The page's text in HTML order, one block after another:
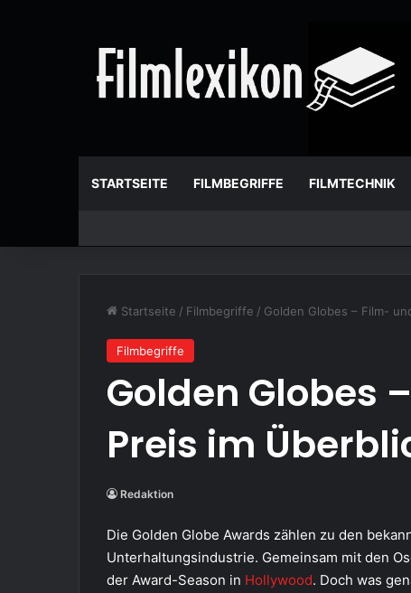
STARTSEITE FILMBEGRIFFE FILMTECHNIK
Startseite / Filmbegriffe / Golden Globes – Film-
Filmbegriffe
Golden Globes
Preis im
Redaktion
Die Golden Globe Awards zählen zu den
Unterhaltungsindustrie. Gemeinsam mit den
der Award-Season in Hollywood. Doch was